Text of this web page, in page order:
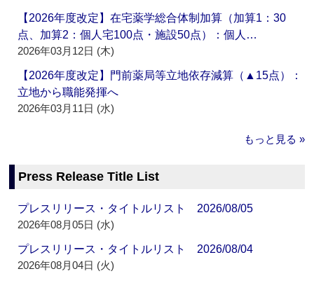
【2026年度改定】在宅薬学総合体制加算（加算1：30
点、加算2：個人宅100点・施設50点）：個人…
2026年03月12日 (木)
【2026年度改定】門前薬局等立地依存減算（▲15点）：
立地から職能発揮へ
2026年03月11日 (水)
もっと見る »
Press Release Title List
プレスリリース・タイトルリスト 2026/08/05
2026年08月05日 (水)
プレスリリース・タイトルリスト 2026/08/04
2026年08月04日 (火)